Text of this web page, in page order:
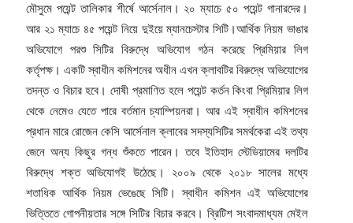
মৌসুমে পয়েন্ট তালিকার শীর্ষে আর্সেনাল। ২০ ম্যাচে ৫০ পয়েন্ট গানারদের।
আর ২১ ম্যাচে ৪৫ পয়েন্ট নিয়ে দুইয়ে ম্যানচেস্টার সিটি।আর্থিক নিয়ম ভাঙার
অভিযোগে পরশু সিটির বিরুদ্ধে অভিযোগ গঠন করেছে প্রিমিয়ার লিগ
কর্তৃপক্ষ। একটি স্বাধীন কমিশনের অধীন এখন ক্লাবটির বিরুদ্ধে অভিযোগের
তদন্ত ও বিচার হবে। দোষী প্রমাণিত হলে পয়েন্ট কর্তন কিংবা প্রিমিয়ার লিগ
থেকে নেমেও যেতে পারে বর্তমান চ্যাম্পিয়নরা। আর এই স্বাধীন কমিশনের
প্রধান মারে রোজেন কেসি আর্সেনাল ক্লাবের সদস্যসিটির সমর্থকেরা এই তথ্য
জেনে অন্য কিছুর গন্ধ শুঁকতে পারেন। তবে ইতিহাদ স্টেডিয়ামের দলটির
বিরুদ্ধে শক্ত অভিযোগই উঠেছে। ২০০৯ থেকে ২০১৮ সালের মধ্যে
শতাধিক আর্থিক নিয়ম ভেঙেছে সিটি। স্বাধীন কমিশন এই অভিযোগের
ভিত্তিতে গোপনীয়তার সঙ্গে সিটির বিচার করবে। ব্রিটিশ সংবাদমাধ্যম মেইল